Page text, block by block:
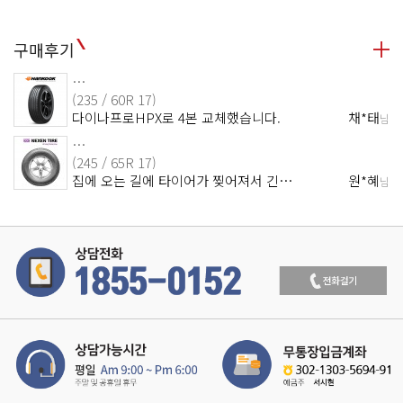
구매후기
…
(235 / 60R 17)
다이나프로HPX로 4본 교체했습니다.
채*태님
…
(245 / 65R 17)
집에 오는 길에 타이어가 찢어져서 긴…
원*혜님